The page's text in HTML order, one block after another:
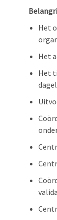
Het
Het
Het